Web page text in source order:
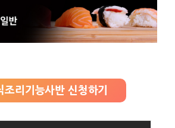
리기능사반 신청하기